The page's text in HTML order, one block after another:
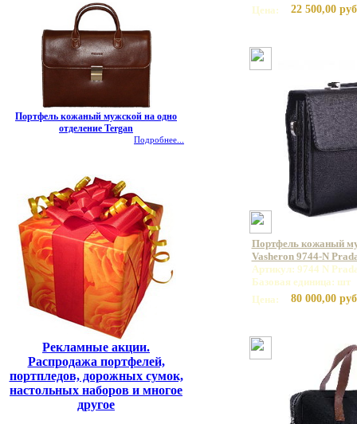
Портфель кожаный мужской на одно
отделение Tergan
Подробнее...
Рекламные акции.
Распродажа портфелей,
портпледов, дорожных сумок,
настольных наборов и многое
другое
Цена:
22 500,00
Портфель кожаный
Vasheron 9744-N
Артикул: 9744 N
Базовая единица: шт
Цена:
80 000,00